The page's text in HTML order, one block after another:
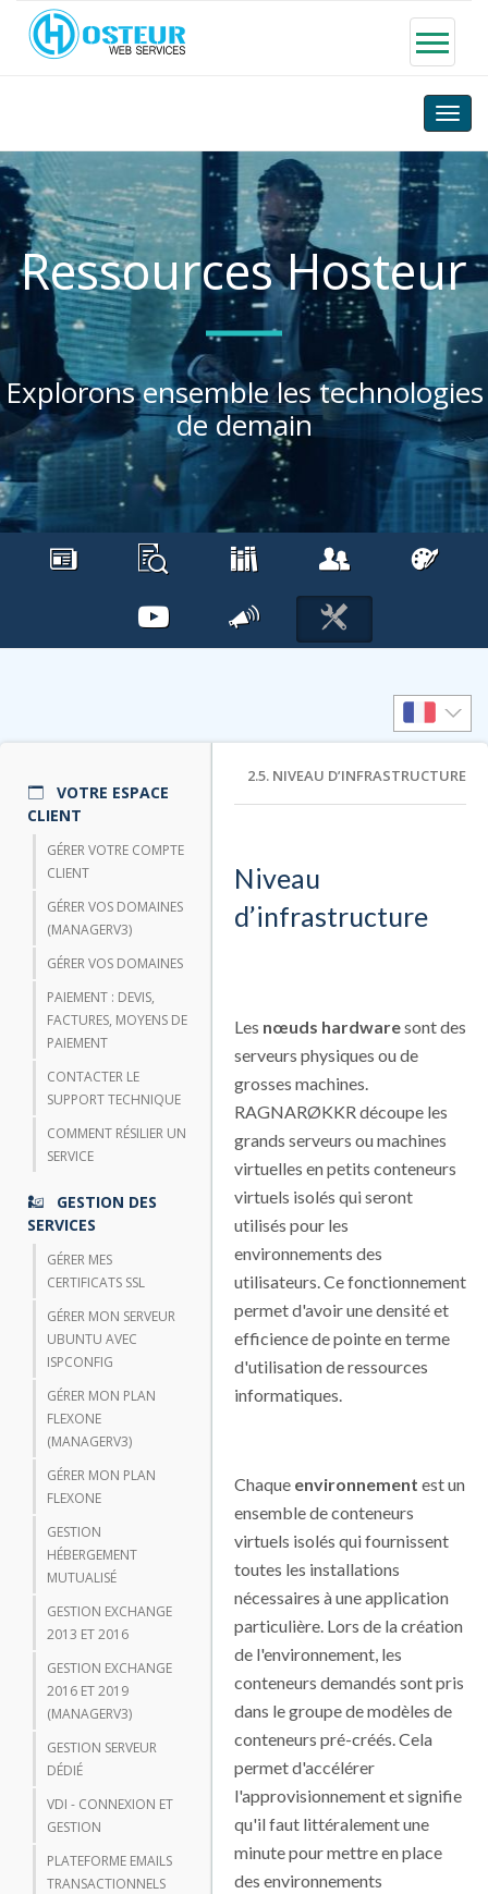
Toggle
Ressources Hosteur
Explorons ensemble les technologies
de demain
VOTRE ESPACE
CLIENT
GÉRER VOTRE COMPTE
CLIENT
GÉRER VOS DOMAINES
(MANAGERV3)
GÉRER VOS DOMAINES
PAIEMENT : DEVIS,
FACTURES, MOYENS DE
PAIEMENT
CONTACTER LE
SUPPORT TECHNIQUE
COMMENT RÉSILIER UN
SERVICE
GESTION DES
SERVICES
GÉRER MES
CERTIFICATS SSL
GÉRER MON SERVEUR
UBUNTU AVEC
ISPCONFIG
GÉRER MON PLAN
FLEXONE
(MANAGERV3)
GÉRER MON PLAN
FLEXONE
GESTION
HÉBERGEMENT
MUTUALISÉ
GESTION EXCHANGE
2013 ET 2016
GESTION EXCHANGE
2016 ET 2019
(MANAGERV3)
GESTION SERVEUR
DÉDIÉ
VDI - CONNEXION ET
GESTION
PLATEFORME EMAILS
TRANSACTIONNELS
2.5. NIVEAU D’INFRASTRUCTURE
Niveau
d’infrastructure
Les nœuds hardwaresont des
serveurs physiques ou de
grosses machines.
RAGNARØKKR découpe les
grands serveurs ou machines
virtuelles en petits conteneurs
virtuels isolés qui seront
utilisés pour les
environnements des
utilisateurs. Ce fonctionnement
permet d'avoir une densité et
efficience de pointe en terme
d'utilisation de ressources
informatiques.
Chaque environnement est un
ensemble de conteneurs
virtuels isolés qui fournissent
toutes les installations
nécessaires à une application
particulière. Lors de la création
de l'environnement, les
conteneurs demandés sont pris
dans le groupe de modèles de
conteneurs pré-créés. Cela
permet d'accélérer
l'approvisionnement et signifie
qu'il faut littéralement une
minute pour mettre en place
des environnements